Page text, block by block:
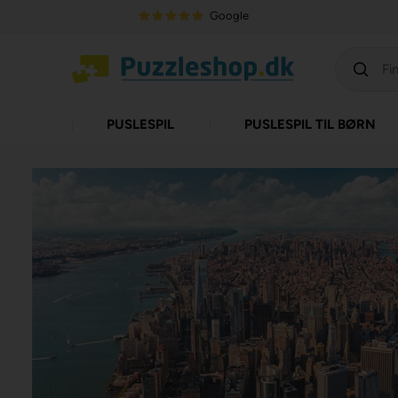
Google
PUSLESPIL PUSLESPIL TIL BØRN